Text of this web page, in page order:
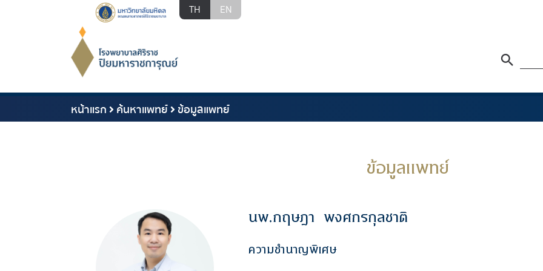
TH EN
หน้าแรก ค้นหาแพทย์ ข้อมูลแพทย์
ข้อมูลแพทย์
นพ.กฤษฎา พงศกรกุลชาติ
ความชำนาญพิเศษ